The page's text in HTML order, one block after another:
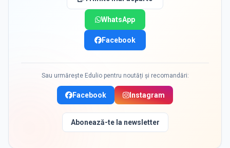
WhatsApp
Facebook
Sau urmărește Edulio pentru noutăți și recomandări:
Facebook Instagram
Abonează-te la newsletter